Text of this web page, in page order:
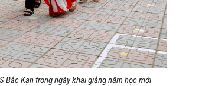
Bắc Kạn trong ngày khai giảng năm học mới.